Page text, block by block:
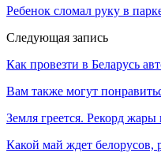
Ребенок сломал руку в
Следующая запись
Как провезти в Беларусь
Вам также могут
Земля греется. Рекорд
Какой май ждет белорусов,